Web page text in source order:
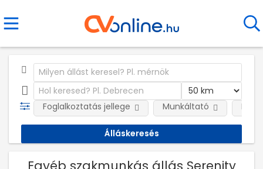
Foglalkoztatás jellege Munkáltató
Egyéb szakmunkás állás Serenity